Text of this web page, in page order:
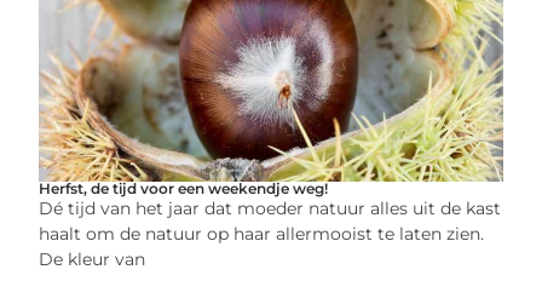
Herfst, de tijd voor een weekendje weg!
Dé tijd van het jaar dat moeder natuur alles uit de kast
haalt om de natuur op haar allermooist te laten zien.
De kleur van